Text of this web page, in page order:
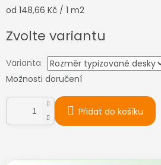
Měrná
od 148,66 Kč / 1 m2
Zvolte variantu
Varianta
Možnosti doručení
Přidat do košíku